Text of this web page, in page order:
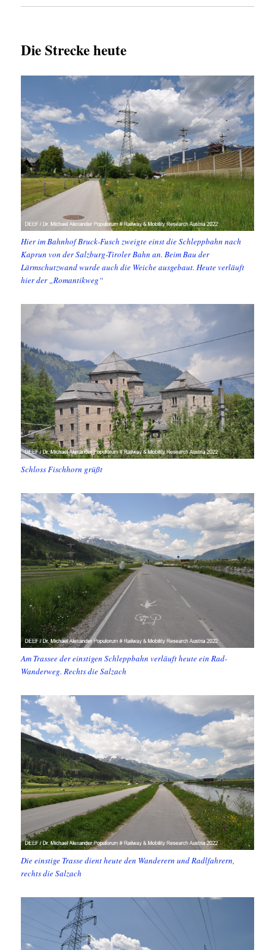
Die Strecke heute
Hier im Bahnhof Bruck-Fusch zweigte einst die Schleppbahn nach
Kaprun von der Salzburg-Tiroler Bahn an. Beim Bau der
Lärmschutzwand wurde auch die Weiche ausgebaut. Heute verläuft
hier der „Romantikweg“
Schloss Fischhorn grüßt
Am Trassee der einstigen Schleppbahn verläuft heute ein Rad-
Wanderweg. Rechts die Salzach
Die einstige Trasse dient heute den Wanderern und Radlfahrern,
rechts die Salzach